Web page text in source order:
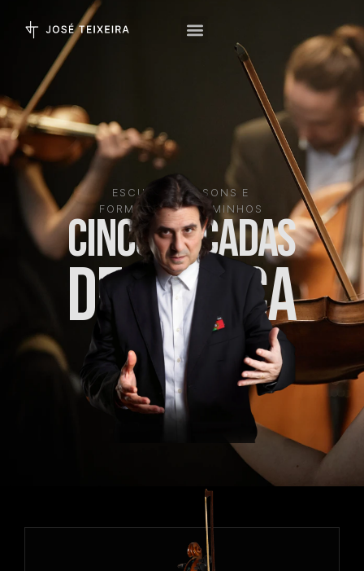
ESCULTOR DE SONS E
FORMADOR DE CAMINHOS
CINCO DÉCADAS
DE MÚSICA